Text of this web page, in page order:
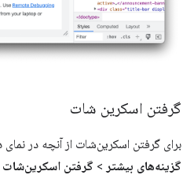
گرفتن اسکرین شات
برای گرفتن اسکرین‌شات از آنچه در نمای
گزینه‌های بیشتر > گرفتن اسکرین‌شات